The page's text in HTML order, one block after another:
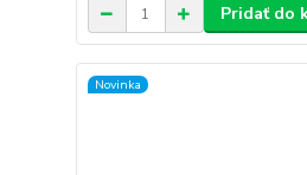
Pridať do
Novinka